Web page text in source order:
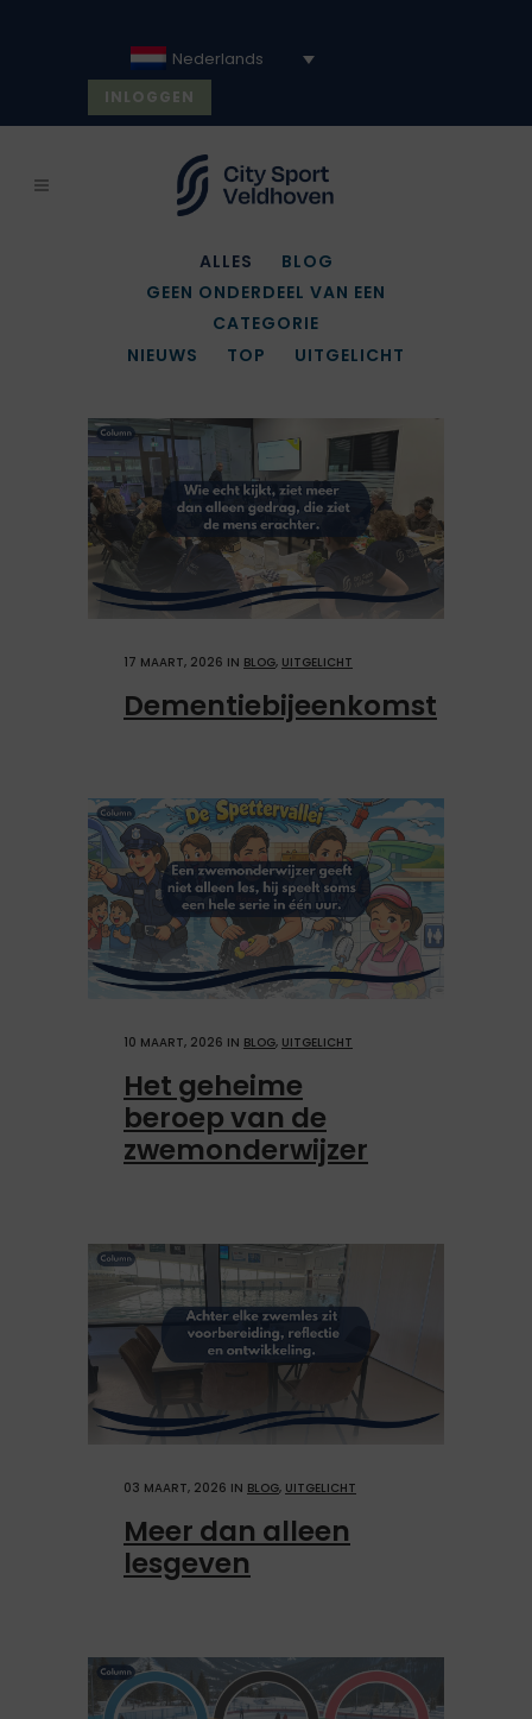
Nederlands
INLOGGEN
ALLES
BLOG
GEEN ONDERDEEL VAN EEN
CATEGORIE
NIEUWS
TOP UITGELICHT
17 MAART, 2026 IN BLOG, UITGELICHT
Dementiebijeenkomst
10 MAART, 2026 IN BLOG, UITGELICHT
Het geheime
beroep van de
zwemonderwijzer
03 MAART, 2026 IN BLOG, UITGELICHT
Meer dan alleen
lesgeven